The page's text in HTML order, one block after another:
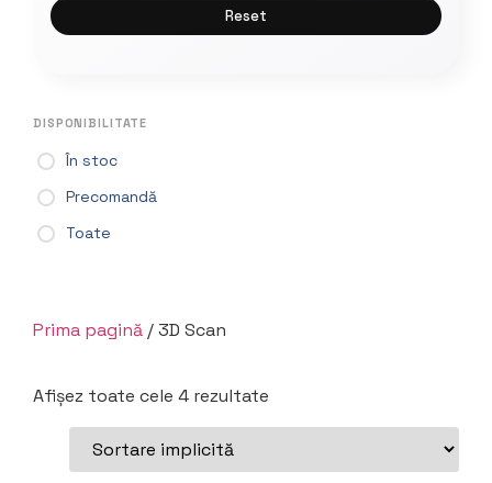
Reset
DISPONIBILITATE
În stoc
Precomandă
Toate
Prima pagină / 3D Scan
Afișez toate cele 4 rezultate